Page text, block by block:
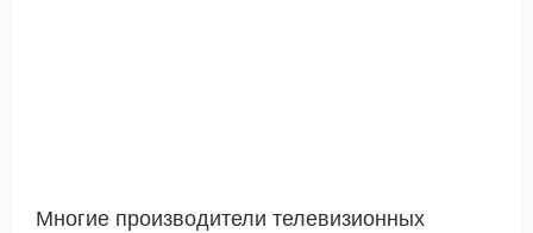
Многие производители телевизионных